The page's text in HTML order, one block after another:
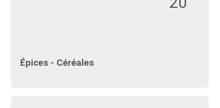
Épices - Céréales